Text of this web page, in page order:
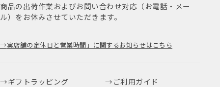
商品の出荷作業およびお問い合わせ対応（お電話・メー
ル）をお休みさせていただきます。
実店舗の定休日と営業時間」に関するお知らせはこちら
ギフトラッピング
ご利用ガイド